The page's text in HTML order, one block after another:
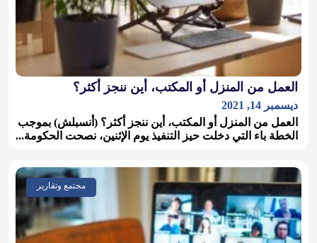
العمل من المنزل أو المكتب، أين ننجز أكثر؟
ديسمبر 14, 2021
العمل من المنزل أو المكتب، أين ننجز أكثر؟ (أنسبلش) بموجب
الخطة باء التي دخلت حيز التنفيذ يوم الإثنين، نصحت الحكومة...
مجتمع وتقارير